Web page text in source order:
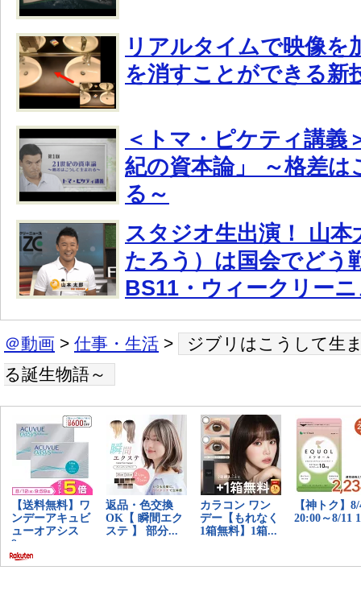
リアルタイムで映像を
を消すことができる新
＜トマ・ピケティ講義
紀の資本論」 ～格差は
る～
スタジオ生出演！ 山本
たろう）は国会でどう
BS11・ウィークリー
＠動画 > 仕事・生活 >
ジブリはこうして生
る誕生物語～